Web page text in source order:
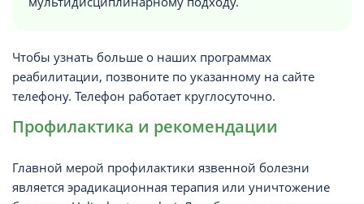
Чтобы узнать больше о наших программах
реабилитации, позвоните по указанному на сайте
телефону. Телефон работает круглосуточно.
Профилактика и рекомендации
Главной мерой профилактики язвенной болезни
является эрадикационная терапия или уничтожение